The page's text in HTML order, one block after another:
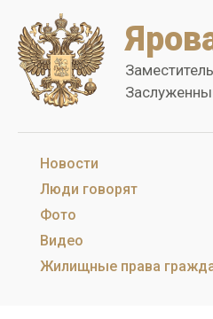
Новости
Люди говорят
Фото
Видео
Жилищные права